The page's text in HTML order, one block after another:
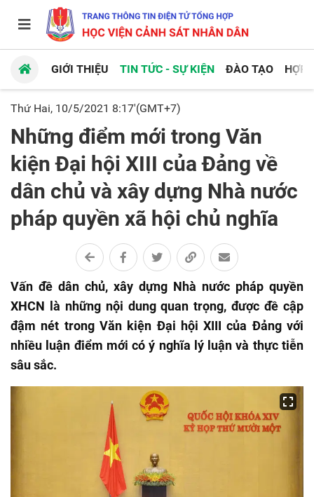
GIỚI THIỆU TIN TỨC - SỰ KIỆN ĐÀO TẠO HỢP
Thứ Hai, 10/5/2021 8:17'(GMT+7)
Những điểm mới trong Văn
kiện Đại hội XIII của Đảng về
dân chủ và xây dựng Nhà nước
pháp quyền xã hội chủ nghĩa
Vấn đề dân chủ, xây dựng Nhà nước pháp quyền
XHCN là những nội dung quan trọng, được đề cập
đậm nét trong Văn kiện Đại hội XIII của Đảng với
nhiều luận điểm mới có ý nghĩa lý luận và thực tiễn
sâu sắc.